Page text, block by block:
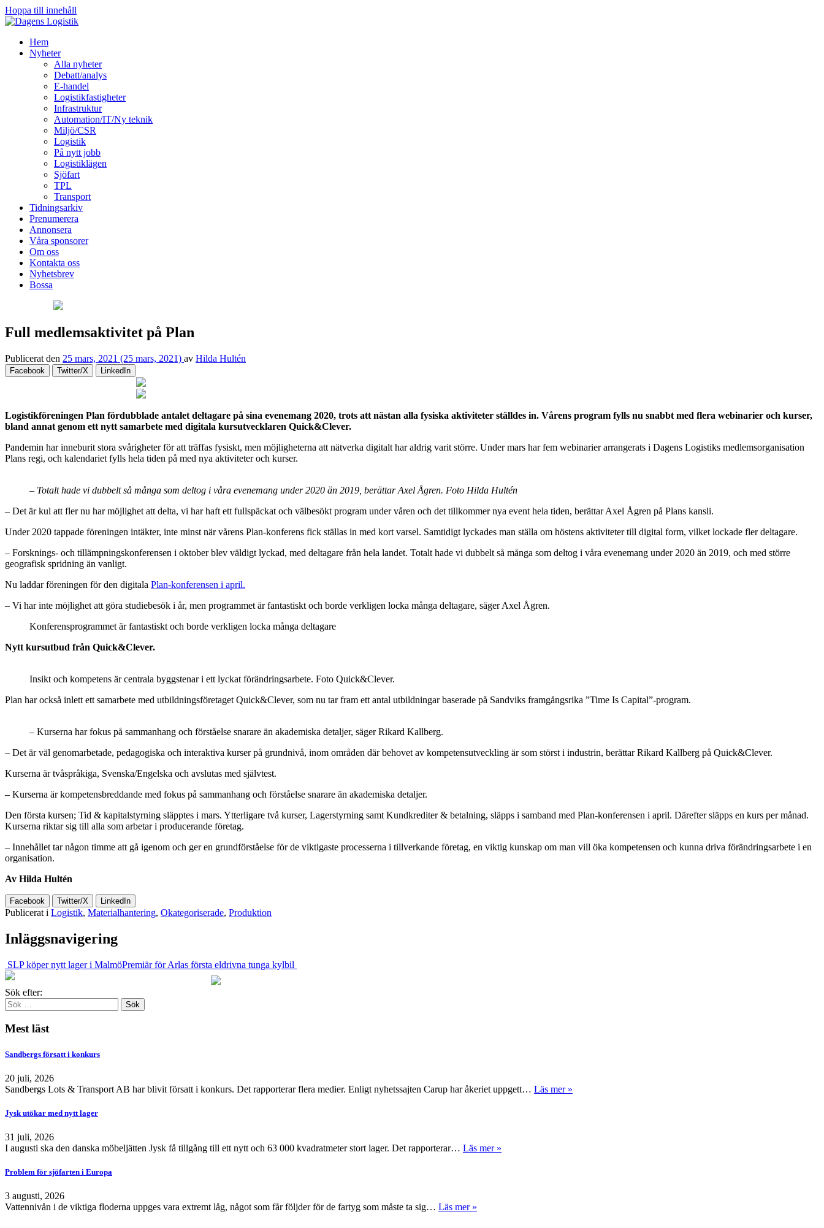
Hoppa till innehåll
Hem
Nyheter
Alla nyheter
Debatt/analys
E-handel
Logistikfastigheter
Infrastruktur
Automation/IT/Ny teknik
Miljö/CSR
Logistik
På nytt jobb
Logistiklägen
Sjöfart
TPL
Transport
Tidningsarkiv
Prenumerera
Annonsera
Våra sponsorer
Om oss
Kontakta oss
Nyhetsbrev
Bossa
Full medlemsaktivitet på Plan
Publicerat den 25 mars, 2021 (25 mars, 2021) av Hilda Hultén
Facebook Twitter/X LinkedIn
Logistikföreningen Plan fördubblade antalet deltagare på sina evenemang 2020, trots att nästan alla fysiska aktiviteter ställdes in. Vårens program fylls nu snabbt med flera webinarier och kurser,
bland annat genom ett nytt samarbete med digitala kursutvecklaren Quick&Clever.
Pandemin har inneburit stora svårigheter för att träffas fysiskt, men möjligheterna att nätverka digitalt har aldrig varit större. Under mars har fem webinarier arrangerats i Dagens Logistiks medlemsorganisation
Plans regi, och kalendariet fylls hela tiden på med nya aktiviteter och kurser.
– Totalt hade vi dubbelt så många som deltog i våra evenemang under 2020 än 2019, berättar Axel Ågren. Foto Hilda Hultén
– Det är kul att fler nu har möjlighet att delta, vi har haft ett fullspäckat och välbesökt program under våren och det tillkommer nya event hela tiden, berättar Axel Ågren på Plans kansli.
Under 2020 tappade föreningen intäkter, inte minst när vårens Plan-konferens fick ställas in med kort varsel. Samtidigt lyckades man ställa om höstens aktiviteter till digital form, vilket lockade fler deltagare.
– Forsknings- och tillämpningskonferensen i oktober blev väldigt lyckad, med deltagare från hela landet. Totalt hade vi dubbelt så många som deltog i våra evenemang under 2020 än 2019, och med större
geografisk spridning än vanligt.
Nu laddar föreningen för den digitala Plan-konferensen i april.
– Vi har inte möjlighet att göra studiebesök i år, men programmet är fantastiskt och borde verkligen locka många deltagare, säger Axel Ågren.
Konferensprogrammet är fantastiskt och borde verkligen locka många deltagare
Nytt kursutbud från Quick&Clever.
Insikt och kompetens är centrala byggstenar i ett lyckat förändringsarbete. Foto Quick&Clever.
Plan har också inlett ett samarbete med utbildningsföretaget Quick&Clever, som nu tar fram ett antal utbildningar baserade på Sandviks framgångsrika ”Time Is Capital”-program.
– Kurserna har fokus på sammanhang och förståelse snarare än akademiska detaljer, säger Rikard Kallberg.
– Det är väl genomarbetade, pedagogiska och interaktiva kurser på grundnivå, inom områden där behovet av kompetensutveckling är som störst i industrin, berättar Rikard Kallberg på Quick&Clever.
Kurserna är tvåspråkiga, Svenska/Engelska och avslutas med självtest.
– Kurserna är kompetensbreddande med fokus på sammanhang och förståelse snarare än akademiska detaljer.
Den första kursen; Tid & kapitalstyrning släpptes i mars. Ytterligare två kurser, Lagerstyrning samt Kundkrediter & betalning, släpps i samband med Plan-konferensen i april. Därefter släpps en kurs per månad.
Kurserna riktar sig till alla som arbetar i producerande företag.
– Innehållet tar någon timme att gå igenom och ger en grundförståelse för de viktigaste processerna i tillverkande företag, en viktig kunskap om man vill öka kompetensen och kunna driva förändringsarbete i en
organisation.
Av Hilda Hultén
Facebook Twitter/X LinkedIn
Publicerat i Logistik, Materialhantering, Okategoriserade, Produktion
Inläggsnavigering
SLP köper nytt lager i MalmöPremiär för Arlas första eldrivna tunga kylbil
Sök efter:
Mest läst
Sandbergs försatt i konkurs
20 juli, 2026
Sandbergs Lots & Transport AB har blivit försatt i konkurs. Det rapporterar flera medier. Enligt nyhetssajten Carup har åkeriet uppgett… Läs mer »
Jysk utökar med nytt lager
31 juli, 2026
I augusti ska den danska möbeljätten Jysk få tillgång till ett nytt och 63 000 kvadratmeter stort lager. Det rapporterar… Läs mer »
Problem för sjöfarten i Europa
3 augusti, 2026
Vattennivån i de viktiga floderna uppges vara extremt låg, något som får följder för de fartyg som måste ta sig… Läs mer »